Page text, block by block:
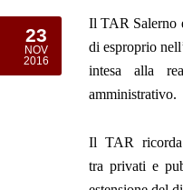
23
NOV
2016
Il TAR Salerno
di esproprio
intesa alla
amministrativo.
Il TAR ricorda
tra privati e